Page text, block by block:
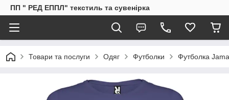
ПП " РЕД ЕППЛ" текстиль та сувенірка
Товари та послуги Одяг Футболки Футболка